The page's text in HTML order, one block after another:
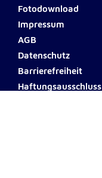
Fotodownload
Impressum
AGB
Datenschutz
Barrierefreiheit
Haftungsausschluss